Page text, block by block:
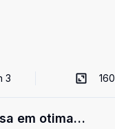
3 160
em otima